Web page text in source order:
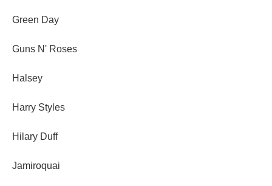
Green Day
Guns N' Roses
Halsey
Harry Styles
Hilary Duff
Jamiroquai